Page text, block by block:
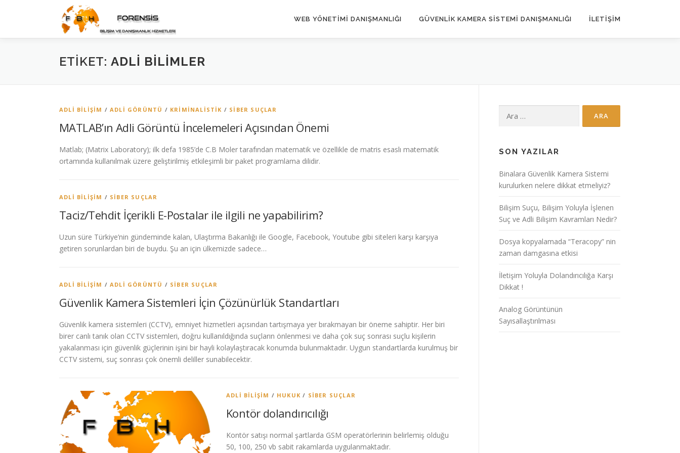
WEB YÖNETIMI DANIŞMANLIĞI GÜVENLIK KAMERA SISTEMI DANIŞMANLIĞI İLETIŞIM
ETIKET: ADLI BILIMLER
ADLI BILIŞIM /ADLI GÖRÜNTÜ / KRIMINALISTIK / SIBER SUÇLAR
MATLAB’ın Adli Görüntü İncelemeleri Açısından Önemi
Matlab; (Matrix Laboratory); ilk defa 1985’de C.B Moler tarafından matematik ve özellikle de matris esaslı matematik
ortamında kullanılmak üzere geliştirilmiş etkileşimli bir paket programlama dilidir.
ADLI BILIŞIM / SIBER SUÇLAR
Taciz/Tehdit İçerikli E-Postalar ile ilgili ne yapabilirim?
Uzun süre Türkiye’nin gündeminde kalan, Ulaştırma Bakanlığı ile Google, Facebook, Youtube gibi siteleri karşı karşıya
getiren sorunlardan biri de buydu. Şu an için ülkemizde sadece…
ADLI BILIŞIM /ADLI GÖRÜNTÜ / SIBER SUÇLAR
Güvenlik Kamera Sistemleri İçin Çözünürlük Standartları
Güvenlik kamera sistemleri (CCTV), emniyet hizmetleri açısından tartışmaya yer bırakmayan bir öneme sahiptir. Her biri
birer canlı tanık olan CCTV sistemleri, doğru kullanıldığında suçların önlenmesi ve daha çok suç sonrası suçlu kişilerin
yakalanması için güvenlik güçlerinin işini bir hayli kolaylaştıracak konumda bulunmaktadır. Uygun standartlarda kurulmuş bir
CCTV sistemi, suç sonrası çok önemli deliller sunabilecektir.
ADLI BILIŞIM / HUKUK / SIBER SUÇLAR
Kontör dolandırıcılığı
Kontör satışı normal şartlarda GSM operatörlerinin belirlemiş olduğu
50, 100, 250 vb sabit rakamlarda uygulanmaktadır.
SON YAZILAR
Binalara Güvenlik Kamera Sistemi
kurulurken nelere dikkat etmeliyiz?
Bilişim Suçu, Bilişim Yoluyla İşlenen
Suç ve Adli Bilişim Kavramları Nedir?
Dosya kopyalamada “Teracopy” nin
zaman damgasına etkisi
İletişim Yoluyla Dolandırıcılığa Karşı
Dikkat !
Analog Görüntünün
Sayısallaştırılması